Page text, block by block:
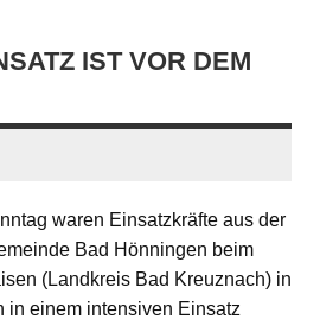
IST VOR DEM
waren Einsatzkräfte aus der
Bad Hönningen beim
(Landkreis Bad Kreuznach) in
in einem intensiven Einsatz